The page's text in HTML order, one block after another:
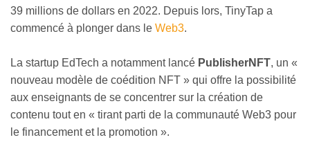
39 millions de dollars en 2022. Depuis lors, TinyTap a
commencé à plonger dans le Web3.
La startup EdTech a notamment lancé PublisherNFT, un «
nouveau modèle de coédition NFT » qui offre la possibilité
aux enseignants de se concentrer sur la création de
contenu tout en « tirant parti de la communauté Web3 pour
le financement et la promotion ».